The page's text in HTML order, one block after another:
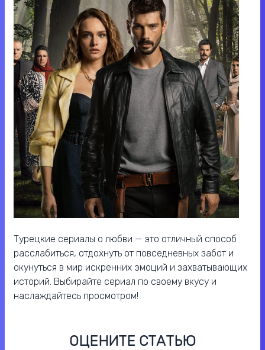
Турецкие сериалы о любви — это отличный способ
расслабиться, отдохнуть от повседневных забот и
окунуться в мир искренних эмоций и захватывающих
историй. Выбирайте сериал по своему вкусу и
наслаждайтесь просмотром!
ОЦЕНИТЕ СТАТЬЮ